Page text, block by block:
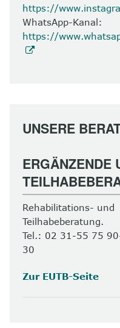
https://
WhatsApp-Kanal:
https://
UNSERE
ERGÄNZENDE
Rehabilitations- und
Teilhabeberatung.
Tel.: 02 31-55 75
30
Zur EUTB-Seite